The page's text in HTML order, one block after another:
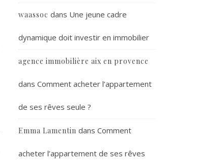
waassoc dans Une jeune cadre
dynamique doit investir en immobilier
agence immobilière aix en provence
dans Comment acheter l’appartement
de ses rêves seule ?
Emma Lamentin dans Comment
acheter l’appartement de ses rêves